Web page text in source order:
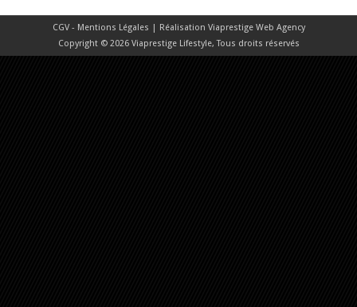
CGV - Mentions Légales | Réalisation Viaprestige Web Agency
Copyright © 2026 Viaprestige Lifestyle, Tous droits réservés